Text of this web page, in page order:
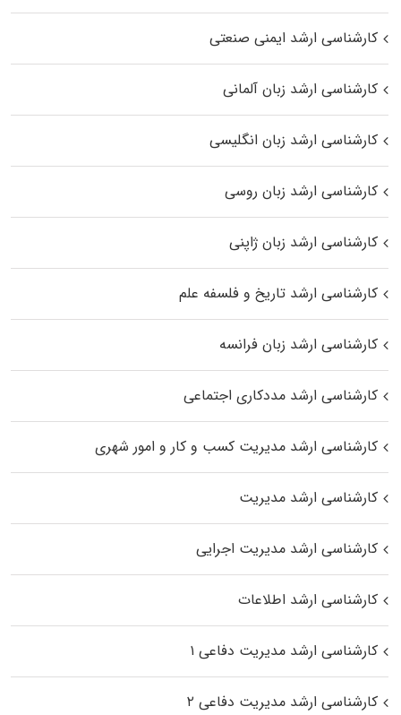
کارشناسی ارشد ایمنی صنعتی
کارشناسی ارشد زبان آلمانی
کارشناسی ارشد زبان انگلیسی
کارشناسی ارشد زبان روسی
کارشناسی ارشد زبان ژاپنی
کارشناسی ارشد تاریخ و فلسفه علم
کارشناسی ارشد زبان فرانسه
کارشناسی ارشد مددکاری اجتماعی
کارشناسی ارشد مدیریت کسب و کار و امور شهری
کارشناسی ارشد مدیریت
کارشناسی ارشد مدیریت اجرایی
کارشناسی ارشد اطلاعات
کارشناسی ارشد مدیریت دفاعی ۱
کارشناسی ارشد مدیریت دفاعی ۲